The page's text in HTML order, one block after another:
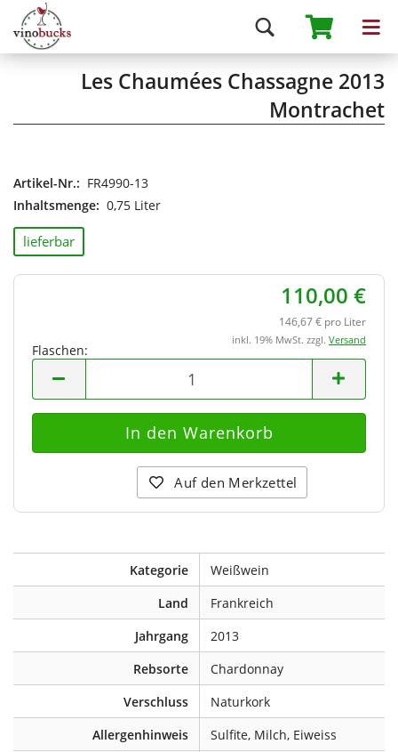
Les Chaumées Chassagne 2013
Montrachet
Artikel-Nr.: FR4990-13
Inhaltsmenge: 0,75 Liter
lieferbar
110,00 €
146,67 € pro Liter
inkl. 19% MwSt. zzgl. Versand
Flaschen:
Flaschen
Auf den Merkzettel
Kategorie
Weißwein
Land
Frankreich
Jahrgang
2013
Rebsorte
Chardonnay
Verschluss
Naturkork
Allergenhinweis
Sulfite, Milch, Eiweiss